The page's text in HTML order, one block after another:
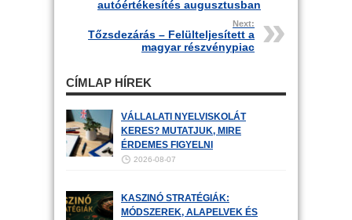
autóértékesítés augusztusban
Next:
Tőzsdezárás – Felülteljesített a
magyar részvénypiac
CÍMLAP HÍREK
VÁLLALATI NYELVISKOLÁT
KERES? MUTATJUK, MIRE
ÉRDEMES FIGYELNI
2026-08-07
KASZINÓ STRATÉGIÁK:
MÓDSZEREK, ALAPELVEK ÉS